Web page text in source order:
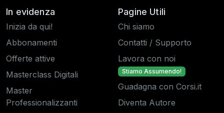
In evidenza
Inizia da qui!
Abbonamenti
Offerte attive
Masterclass Digitali
Master
Professionalizzanti
Pagine Utili
Chi siamo
Contatti / Supporto
Lavora con noi
Stiamo Assumendo!
Guadagna con Corsi.it
Diventa Autore